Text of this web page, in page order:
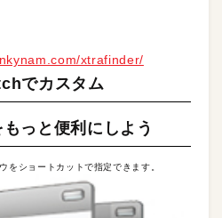
xtrafinder/
でカスタム
っと便利にしよう
をショートカットで指定できます。